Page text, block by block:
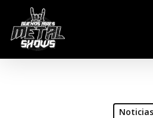
main
Noticias